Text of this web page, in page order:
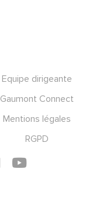
Equipe dirigeante
Gaumont Connect
Mentions légales
RGPD